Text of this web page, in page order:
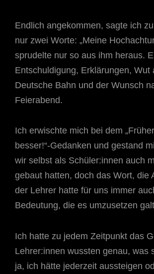
Endlich angekommen, sagte ich
nur zwei Worte: „Meine
sprudelte nur so aus ihm heraus.
Entschuldigung, Erklärungen, Wut
Deutsche Bahn und der Wunsch
Feierabend.
Ich erwischte mich bei dem
besser!“-Gedanken und gestand
wir selbst als Schüler:innen auch
gebaut hatten, doch das Wort, die
der Lehrer hatte für uns immer
Bedeutung, die es umzusetzen
Ich hatte zu jedem Zeitpunkt das
Lehrer:innen wussten genau, was
ja, ich hätte jederzeit aussteigen